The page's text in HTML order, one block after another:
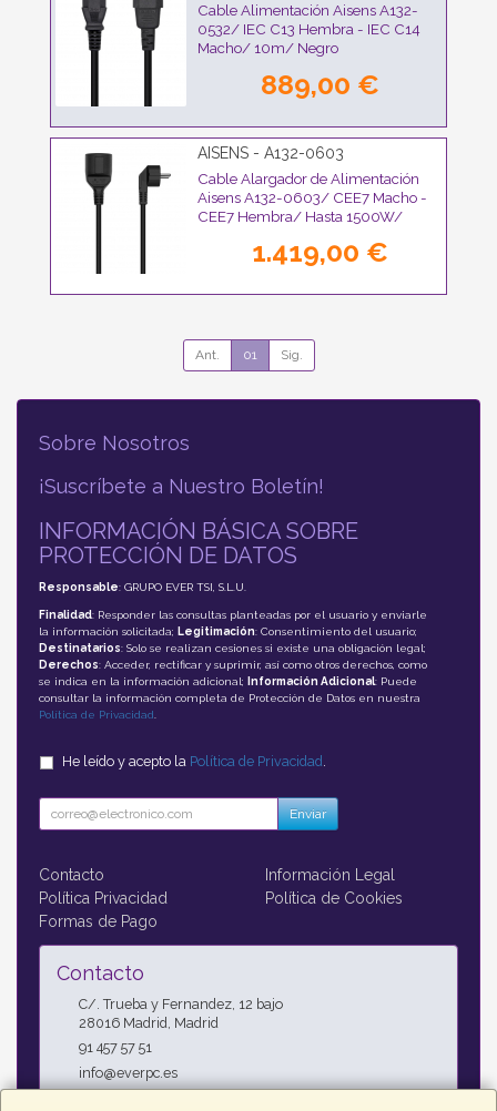
Cable Alimentación Aisens A132-
0532/ IEC C13 Hembra - IEC C14
Macho/ 10m/ Negro
889,00 €
AISENS - A132-0603
Cable Alargador de Alimentación
Aisens A132-0603/ CEE7 Macho -
CEE7 Hembra/ Hasta 1500W/
1.419,00 €
Ant. 01 Sig.
Sobre Nosotros
¡Suscríbete a Nuestro Boletín!
INFORMACIÓN BÁSICA SOBRE
PROTECCIÓN DE DATOS
Responsable: GRUPO EVER TSI, S.L.U.
Finalidad: Responder las consultas planteadas por el usuario y enviarle
la información solicitada; Legitimación: Consentimiento del usuario;
Destinatarios: Solo se realizan cesiones si existe una obligación legal;
Derechos: Acceder, rectificar y suprimir, así como otros derechos, como
se indica en la información adicional;
Información Adicional: Puede
consultar la información completa de Protección de Datos en nuestra
Política de Privacidad.
He leído y acepto la Política de Privacidad .
Enviar
Contacto
Información Legal
Política Privacidad
Política de Cookies
Formas de Pago
Contacto
C/. Trueba y Fernandez, 12 bajo
28016 Madrid, Madrid
91 457 57 51
info@everpc.es